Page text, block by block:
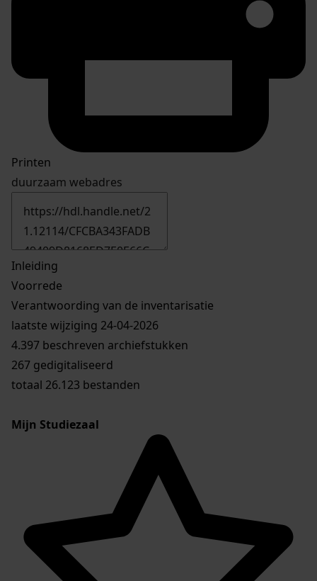
Printen
duurzaam webadres
Inleiding
Voorrede
Verantwoording van de inventarisatie
laatste wijziging 24-04-2026
4.397 beschreven archiefstukken
267 gedigitaliseerd
totaal 26.123 bestanden
Mijn Studiezaal